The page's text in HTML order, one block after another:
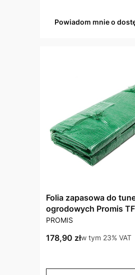
Powiadom mnie o
Folia zapasowa do
ogrodowych Promis
PRODUCENT
PROMIS
Cena brutto
178,90 złw tym %s VAT
w tym 23% VAT